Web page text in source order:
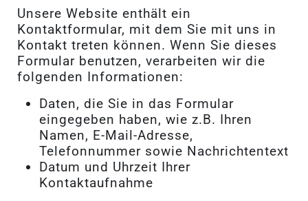
Unsere Website enthält ein
Kontaktformular, mit dem Sie mit uns in
Kontakt treten können. Wenn Sie dieses
Formular benutzen, verarbeiten wir die
folgenden Informationen:
Daten, die Sie in das Formular
eingegeben haben, wie z.B. Ihren
Namen, E-Mail-Adresse,
Telefonnummer sowie Nachrichtentext
Datum und Uhrzeit Ihrer
Kontaktaufnahme